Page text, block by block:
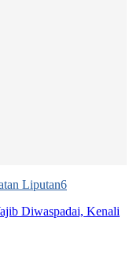
Liputan6
Diwaspadai, Kenali